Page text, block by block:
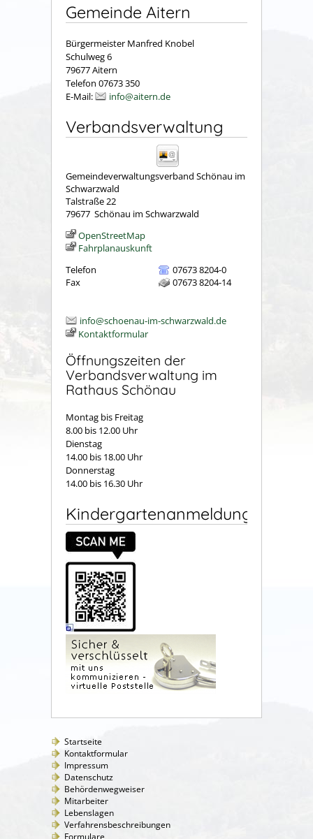
Gemeinde Aitern
Bürgermeister Manfred Knobel
Schulweg 6
79677 Aitern
Telefon 07673 350
E-Mail:
info@aitern.de
Verbandsverwaltung
Gemeindeverwaltungsverband Schönau im
Schwarzwald
Talstraße 22
79677 Schönau im Schwarzwald
OpenStreetMap
Fahrplanauskunft
Telefon
07673 8204-0
Fax
07673 8204-14
info@schoenau-im-schwarzwald.de
Kontaktformular
Öffnungszeiten der
Verbandsverwaltung im
Rathaus Schönau
Montag bis Freitag
8.00 bis 12.00 Uhr
Dienstag
14.00 bis 18.00 Uhr
Donnerstag
14.00 bis 16.30 Uhr
Kindergartenanmeldung
Startseite
Kontaktformular
Impressum
Datenschutz
Behördenwegweiser
Mitarbeiter
Lebenslagen
Verfahrensbeschreibungen
Formulare